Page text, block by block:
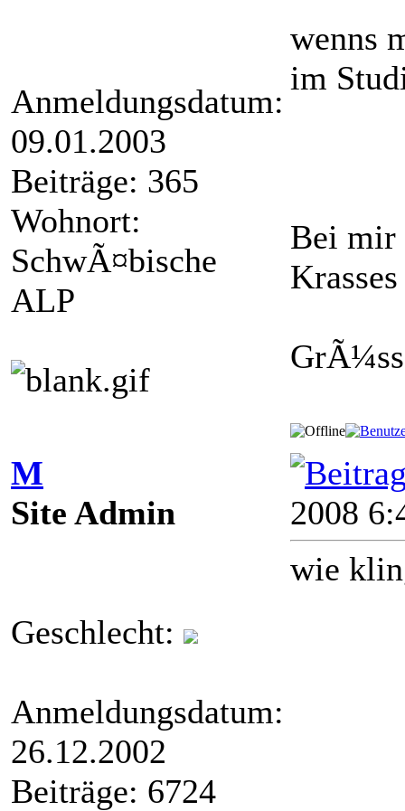
Anmeldungsdatum:
09.01.2003
Beiträge: 365
Wohnort:
SchwÃ¤bische
ALP
wenns
im
Bei mir
M
Site Admin
Geschlecht:
Anmeldungsdatum:
26.12.2002
Beiträge: 6724
2008
wie